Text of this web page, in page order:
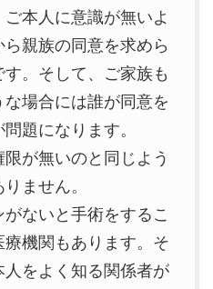
本人に意識が無いよ
親族の同意を求めら
。そして、ご家族も
場合には誰が同意を
題になります。
が無いのと同じよう
ません。
ないと手術をするこ
機関もあります。そ
人をよく知る関係者が